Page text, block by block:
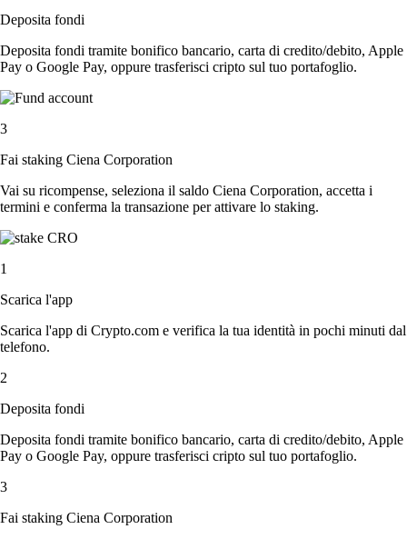
Deposita fondi
Deposita fondi tramite bonifico bancario, carta di credito/debito, Apple
Pay o Google Pay, oppure trasferisci cripto sul tuo portafoglio.
3
Fai staking Ciena Corporation
Vai su ricompense, seleziona il saldo Ciena Corporation, accetta i
termini e conferma la transazione per attivare lo staking.
1
Scarica l'app
Scarica l'app di Crypto.com e verifica la tua identità in pochi minuti dal
telefono.
2
Deposita fondi
Deposita fondi tramite bonifico bancario, carta di credito/debito, Apple
Pay o Google Pay, oppure trasferisci cripto sul tuo portafoglio.
3
Fai staking Ciena Corporation